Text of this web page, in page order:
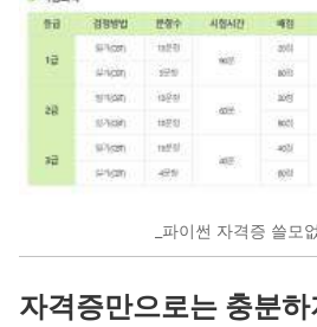
_파이썬 자격증 쓸모
자격증만으로는 충분